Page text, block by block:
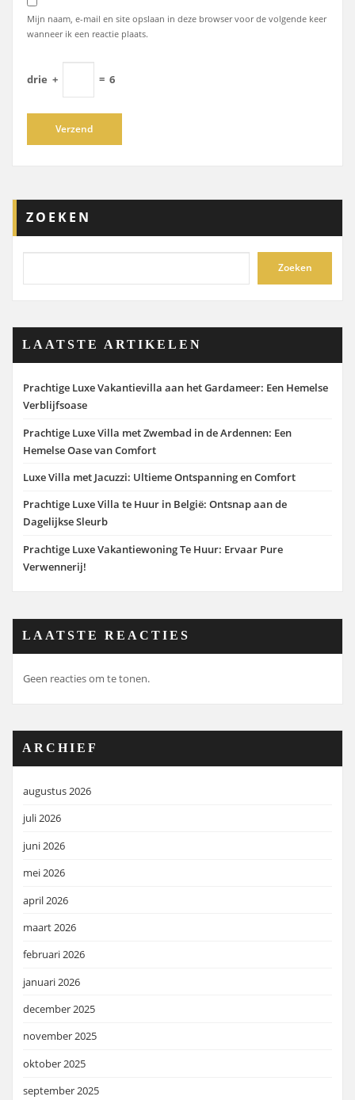
Mijn naam, e-mail en site opslaan in deze browser voor de volgende keer
wanneer ik een reactie plaats.
drie + = 6
ZOEKEN
Zoeken
LAATSTE ARTIKELEN
Prachtige Luxe Vakantievilla aan het Gardameer: Een Hemelse
Verblijfsoase
Prachtige Luxe Villa met Zwembad in de Ardennen: Een
Hemelse Oase van Comfort
Luxe Villa met Jacuzzi: Ultieme Ontspanning en Comfort
Prachtige Luxe Villa te Huur in België: Ontsnap aan de
Dagelijkse Sleurb
Prachtige Luxe Vakantiewoning Te Huur: Ervaar Pure
Verwennerij!
LAATSTE REACTIES
Geen reacties om te tonen.
ARCHIEF
augustus 2026
juli 2026
juni 2026
mei 2026
april 2026
maart 2026
februari 2026
januari 2026
december 2025
november 2025
oktober 2025
september 2025